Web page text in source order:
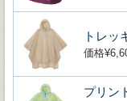
トレッ
価格
プリン